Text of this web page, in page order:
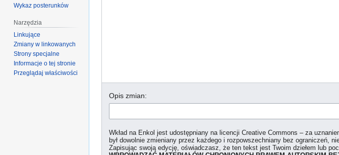
Opis zmian:
Wkład na Enkol jest udostępniany na licencji Creative Commons – za
był dowolnie zmieniany przez każdego i rozpowszechniany bez ograniczeń,
Zapisując swoją edycję, oświadczasz, że ten tekst jest Twoim dziełem lub
Wykaz posterunków
Narzędzia
Linkujące
Zmiany w linkowanych
Strony specjalne
Informacje o tej stronie
Przeglądaj właściwości